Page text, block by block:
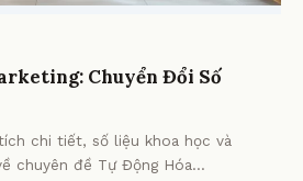
Chuyển Đổi Số
chi tiết, số liệu khoa học và
chuyên đề Tự Động Hóa